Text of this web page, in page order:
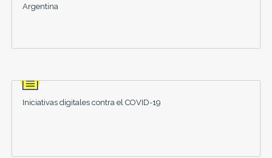
Argentina
Iniciativas digitales contra el COVID-19